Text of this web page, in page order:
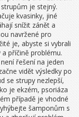
je stejný.
kvasinky, jiné
snížit zánět a
navržené pro
je, abyste si vybrali
příčině problému.
řešení na jeden
vidět výsledky po
se strupy nezlepší,
je ekzém, psoriáza
případě je vhodné
šamponům s